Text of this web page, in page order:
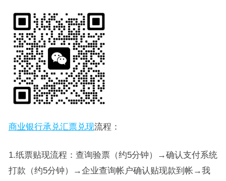
商业银行承兑汇票兑现流程：
1.纸票贴现流程：查询验票（约5分钟）→确认支付系统
打款（约5分钟）→企业查询帐户确认贴现款到帐→我